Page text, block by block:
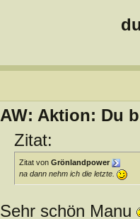
AW: Aktion: Du
Zitat:
Zitat von Grönlandpower
na dann nehm ich die letzte.
Sehr schön Manu